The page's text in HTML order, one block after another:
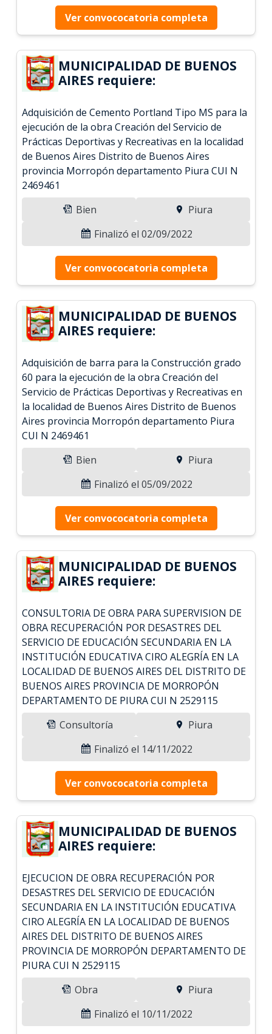
Ver convococatoria completa
MUNICIPALIDAD DE BUENOS
AIRES requiere:
Adquisición de Cemento Portland Tipo MS para la
ejecución de la obra Creación del Servicio de
Prácticas Deportivas y Recreativas en la localidad
de Buenos Aires Distrito de Buenos Aires
provincia Morropón departamento Piura CUI N
2469461
Bien
Piura
Finalizó el 02/09/2022
Ver convococatoria completa
MUNICIPALIDAD DE BUENOS
AIRES requiere:
Adquisición de barra para la Construcción grado
60 para la ejecución de la obra Creación del
Servicio de Prácticas Deportivas y Recreativas en
la localidad de Buenos Aires Distrito de Buenos
Aires provincia Morropón departamento Piura
CUI N 2469461
Bien
Piura
Finalizó el 05/09/2022
Ver convococatoria completa
MUNICIPALIDAD DE BUENOS
AIRES requiere:
CONSULTORIA DE OBRA PARA SUPERVISION DE
OBRA RECUPERACIÓN POR DESASTRES DEL
SERVICIO DE EDUCACIÓN SECUNDARIA EN LA
INSTITUCIÓN EDUCATIVA CIRO ALEGRÍA EN LA
LOCALIDAD DE BUENOS AIRES DEL DISTRITO DE
BUENOS AIRES PROVINCIA DE MORROPÓN
DEPARTAMENTO DE PIURA CUI N 2529115
Consultoría
Piura
Finalizó el 14/11/2022
Ver convococatoria completa
MUNICIPALIDAD DE BUENOS
AIRES requiere:
EJECUCION DE OBRA RECUPERACIÓN POR
DESASTRES DEL SERVICIO DE EDUCACIÓN
SECUNDARIA EN LA INSTITUCIÓN EDUCATIVA
CIRO ALEGRÍA EN LA LOCALIDAD DE BUENOS
AIRES DEL DISTRITO DE BUENOS AIRES
PROVINCIA DE MORROPÓN DEPARTAMENTO DE
PIURA CUI N 2529115
Obra
Piura
Finalizó el 10/11/2022